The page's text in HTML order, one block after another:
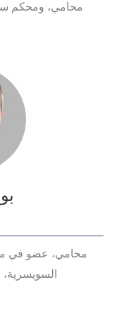
محامي، ومحكم
محامي، عضو في